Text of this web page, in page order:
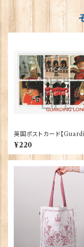
英国ポストカード【
ondon】Jadges 90339-
¥220